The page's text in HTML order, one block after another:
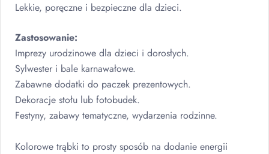
Lekkie, poręczne i bezpieczne dla dzieci.
Zastosowanie:
Imprezy urodzinowe dla dzieci i dorosłych.
Sylwester i bale karnawałowe.
Zabawne dodatki do paczek prezentowych.
Dekoracje stołu lub fotobudek.
Festyny, zabawy tematyczne, wydarzenia rodzinne.
Kolorowe trąbki to prosty sposób na dodanie energii